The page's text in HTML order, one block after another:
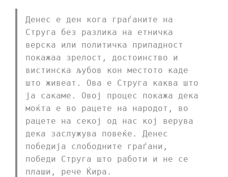
Денес е ден кога граѓаните на
Струга без рaзлика на етничка
верска или политичка припадност
покажаа зрелост, достоинство и
вистинска љубов кон местото каде
што живеат. Ова е Струга каква што
ја сакаме. Овој процес покажа дека
моќта е во рацете на народот, во
рацете на секој од нас кој верува
дека заслужува повеќе. Денес
победија слободните граѓани,
победи Струга што работи и не се
плаши, рече Ќира.